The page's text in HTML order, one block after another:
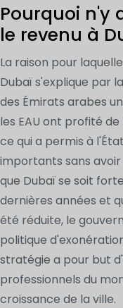
Pourquoi n'y
le revenu à
La raison pour
Dubaï s'explique par
des Émirats arabes
les EAU ont profité
ce qui a permis à
importants sans avoir
que Dubaï se soit
dernières années et
été réduite, le
politique
stratégie a pour but
professionnels du
croissance de la ville.